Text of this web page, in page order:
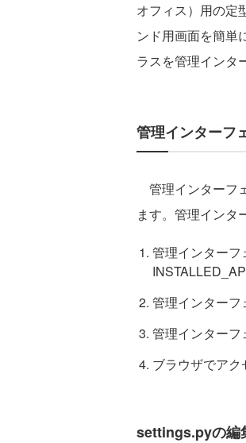
オフィス）用の定
ンド用画面を簡単
ラスを管理インタ
管理インターフ
管理インターフ
ます。管理インタ
管理インター
管理インター
管理インター
ブラウザでアク
settings.pyの編